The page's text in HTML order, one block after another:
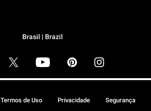
Brasil | Brazil
Termos de Uso Privacidade Segurança